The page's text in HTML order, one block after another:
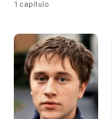
1 capítulo